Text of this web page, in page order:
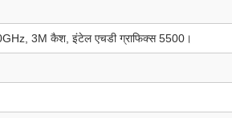
3M कैश, इंटेल एचडी ग्राफिक्स 5500।